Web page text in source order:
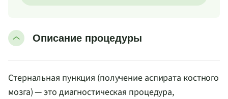
Описание процедуры
Стернальная пункция (получение аспирата костного
мозга) — это диагностическая процедура,